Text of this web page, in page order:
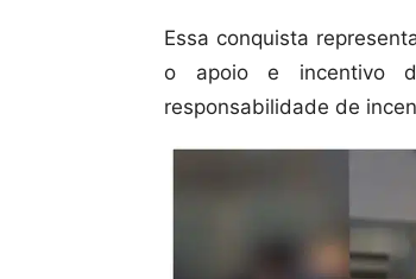
Essa conquista
o apoio e incentivo
responsabilidade de